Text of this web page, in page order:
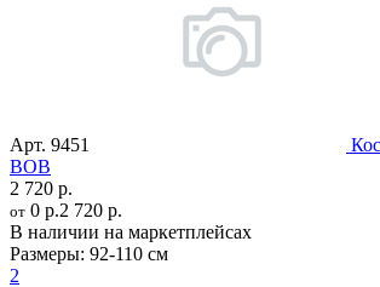
Арт. 9451
ВОВ
2 720 р.
от 0 р.2 720 р.
В наличии на маркетплейсах
Размеры: 92-110 см
2